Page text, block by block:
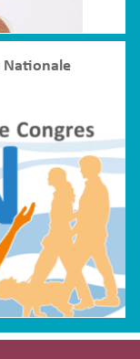
Nationale